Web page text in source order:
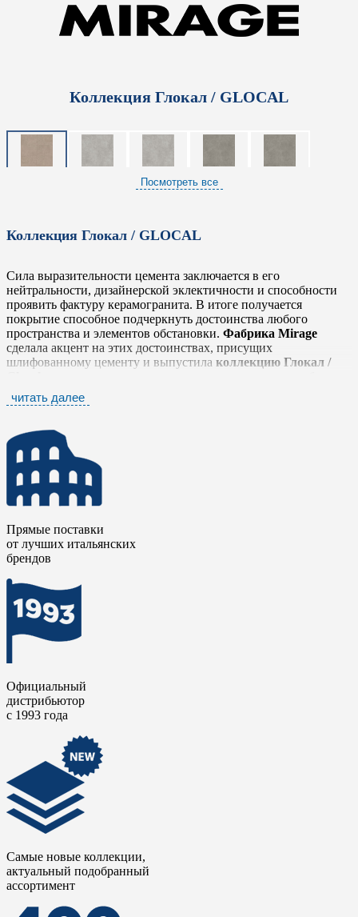
Коллекция Глокал / GLOCAL
Посмотреть все
Коллекция Глокал / GLOCAL
Сила выразительности цемента заключается в его
нейтральности, дизайнерской эклектичности и способности
проявить фактуру керамогранита. В итоге получается
покрытие способное подчеркнуть достоинства любого
пространства и элементов обстановки. Фабрика Mirage
сделала акцент на этих достоинствах, присущих
шлифованному цементу и выпустила коллекцию Глокал /
наиболее оригинальном облике, не забывая о тщательной
Коллекция Глокал / Glocal
нейтральными тонами от белого до антрацита, которые
прекрасно сочетаются между собой. Серия дополнена яркими
элементами в стиле «Печворк» и стилизованными
мозаичными плашками в виде вытянутых ромбов. Такое
разнообразие позволяет комбинировать плитку с другими
коллекциямифабрики Mirage
выразительными дизайнерские и интерьерные решения.
читать далее
Прямые поставки
от лучших итальянских
брендов
Официальный
дистрибьютор
с 1993 года
Самые новые коллекции,
актуальный подобранный
ассортимент